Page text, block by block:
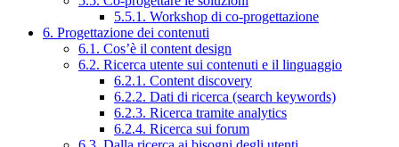
5.5.1. Workshop di co-progettazione
6. Progettazione dei contenuti
6.1. Cos’è il content design
6.2. Ricerca utente sui contenuti e il linguaggio
6.2.1. Content discovery
6.2.2. Dati di ricerca (search keywords)
6.2.3. Ricerca tramite analytics
6.2.4. Ricerca sui forum